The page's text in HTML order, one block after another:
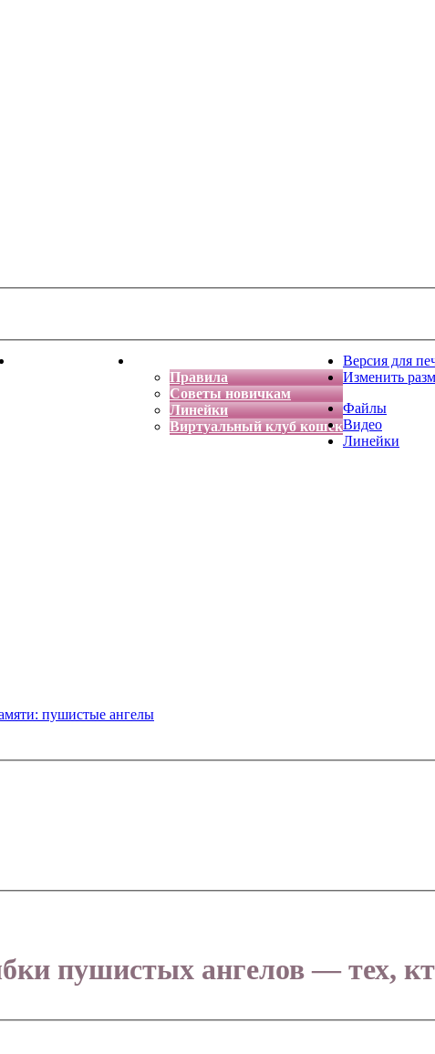
Детская фантазия
Правила
Советы новичкам
Линейки
Виртуальный клуб кошек
Версия для
Изменить
Файлы
Видео
Линейки
пушистые ангелы
пушистых ангелов — тех,